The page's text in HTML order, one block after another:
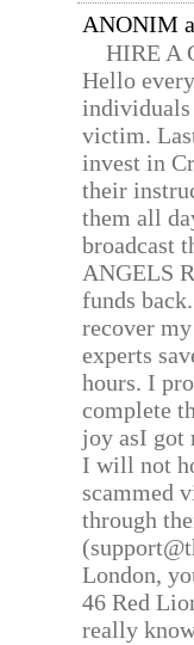
ANONIM
HIRE A
Hello
individuals
victim.
invest in
their
them all
broadcast
ANGELS
funds
recover
experts
hours. I
complete
joy asI got
I will not
scammed
through
London,
46 Red
really